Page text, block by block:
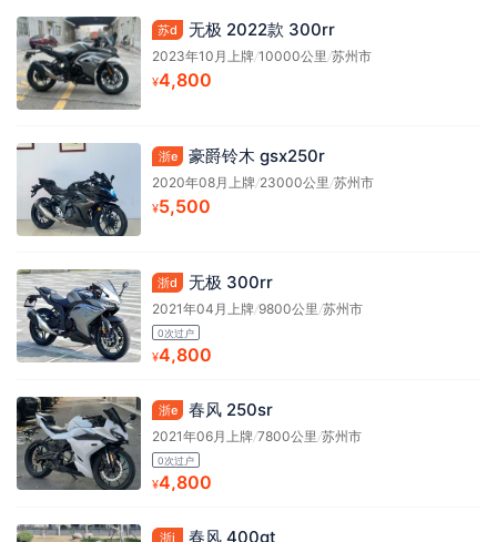
苏d 无极 2022款 300rr
2023年10月上牌/10000公里/苏州市
¥4,800
浙e 豪爵铃木 gsx250r
2020年08月上牌/23000公里/苏州市
¥5,500
浙d 无极 300rr
2021年04月上牌/9800公里/苏州市
0次过户
¥4,800
浙e 春风 250sr
2021年06月上牌/7800公里/苏州市
0次过户
¥4,800
浙j 春风 400gt